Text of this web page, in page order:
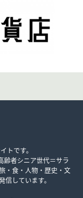
トです。
齢者シニア世代＝サラ
・食・人物・歴史・文
しています。